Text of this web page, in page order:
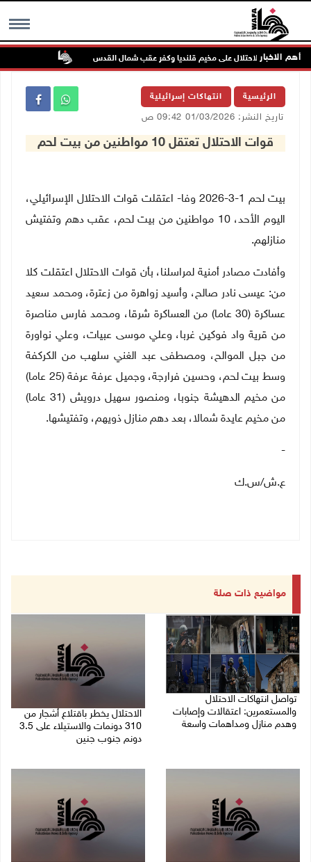
MENU أهم الاخبار
الرئيسية انتهاكات إسرائيلية
تاريخ النشر: 01/03/2026 09:42 ص
قوات الاحتلال تعتقل 10 مواطنين من بيت لحم
بيت لحم 1-3-2026 وفا- اعتقلت قوات الاحتلال الإسرائيلي،
اليوم الأحد، 10 مواطنين من بيت لحم، عقب دهم وتفتيش
منازلهم.
وأفادت مصادر أمنية لمراسلنا، بأن قوات الاحتلال اعتقلت كلا
من: عيسى نادر صالح، وأسيد زواهرة من زعترة، ومحمد سعيد
عساكرة (30 عاما) من العساكرة شرقا، ومحمد فارس مناصرة
من قرية واد فوكين غربا، وعلي موسى عبيات، وعلي نواورة
من جبل الموالح، ومصطفى عبد الغني سلهب من الكركفة
وسط بيت لحم، وحسين فرارجة، وجميل عرفة عرفة (25 عاما)
من مخيم الدهيشة جنوبا، ومنصور سهيل درويش (31 عاما)
من مخيم عايدة شمالا، بعد دهم منازل ذويهم، وتفتيشها.
-
ع.ش/س.ك
مواضيع ذات صلة
تواصل انتهاكات الاحتلال
والمستعمرين: اعتقالات وإصابات
وهدم منازل ومداهمات واسعة
الاحتلال يخطر باقتلاع أشجار من
310 دونمات والاستيلاء على 3.5
دونم جنوب جنين